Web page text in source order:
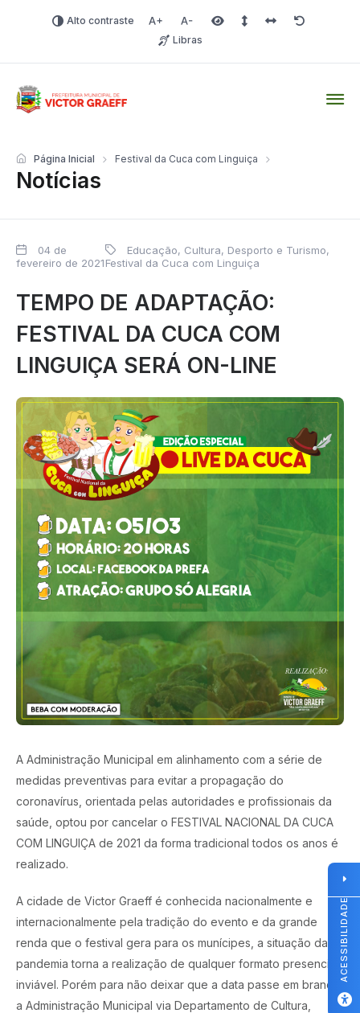
Alto contraste Aumentar fonte
Diminuir fonteÁrea selecionada
Espaçamento de linha
Espaço dos
Redefinir
Libras
Notícias
Página Inicial Festival da Cuca com Linguiça
04 de
fevereiro de 2021
Educação, Cultura, Desporto e Turismo,
Festival da Cuca com Linguiça
TEMPO DE ADAPTAÇÃO:
FESTIVAL DA CUCA COM
LINGUIÇA SERÁ ON-LINE
A Administração Municipal em alinhamento com a série de
medidas preventivas para evitar a propagação do
coronavírus, orientada pelas autoridades e profissionais da
saúde, optou por cancelar o FESTIVAL NACIONAL DA CUCA
COM LINGUIÇA de 2021 da forma tradicional todos os anos é
realizado.
A cidade de Victor Graeff é conhecida nacionalmente e
internacionalmente pela tradição do evento e da grande
renda que o festival gera para os munícipes, a situação da
pandemia torna a realização de qualquer formato presencial
inviável. Porém para não deixar que a data passe em branco
a Administração Municipal via Departamento de Cultura,
ACESSIBILIDADE